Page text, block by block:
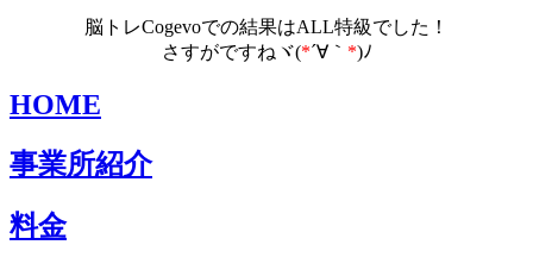
脳トレCogevoでの結果はALL特級でした！
さすがですねヾ(*´∀｀ *)ﾉ
HOME
事業所紹介
料金